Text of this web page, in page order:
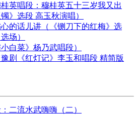
桂英唱段：穆桂英五十三岁我又出
》选段 高玉秋演唱）
的话儿讲（《铡刀下的红梅》选
场）
白菜》杨乃武唱段）
剧《红灯记》李玉和唱段 精简版
二流水武嗨嗨（二）